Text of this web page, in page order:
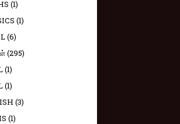
(1)
(1)
(6)
(295)
(1)
(1)
(3)
(1)